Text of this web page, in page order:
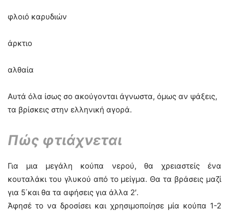
φλοιό καρυδιών
άρκτιο
αλθαία
Αυτά όλα ίσως σο ακούγονται άγνωστα, όμως αν ψάξεις,
τα βρίσκεις στην ελληνική αγορά.
Πώς φτιάχνεται
Για μια μεγάλη κούπα νερού, θα χρειαστείς ένα
κουταλάκι του γλυκού από το μείγμα. Θα τα βράσεις μαζί
για 5΄και θα τα αφήσεις για άλλα 2′.
Άφησέ το να δροσίσει και χρησιμοποίησε μία κούπα 1-2